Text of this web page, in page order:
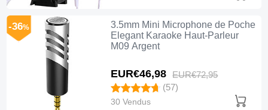
3.5mm Mini Microphone de Poche
Elegant Karaoke Haut-Parleur
M09 Argent
EUR€46,98 EUR€72,95
-36%
(57)
30 Vendus